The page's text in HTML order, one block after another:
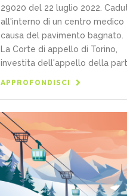
29020 del 22 luglio 2022.
all'interno di un centro medico
causa del pavimento
La Corte di appello di Torino,
investita dell'appello della
APPROFONDISCI